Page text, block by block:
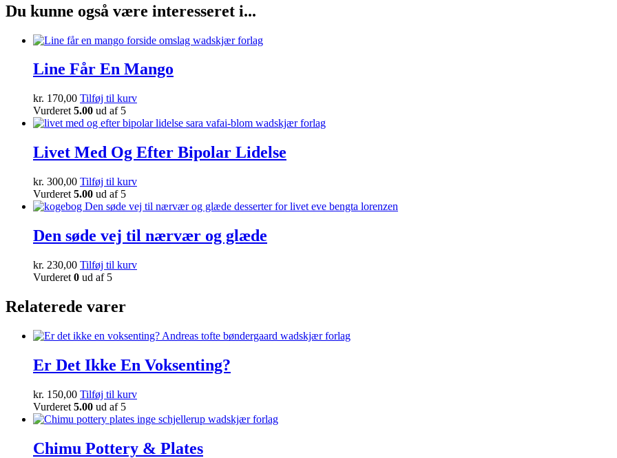
Du kunne også være interesseret i...
Line Får En Mango
kr. 170,00 Tilføj til kurv
Vurderet 5.00 ud af 5
Livet Med Og Efter Bipolar Lidelse
kr. 300,00 Tilføj til kurv
Vurderet 5.00 ud af 5
Den søde vej til nærvær og glæde
kr. 230,00 Tilføj til kurv
Vurderet 0 ud af 5
Relaterede varer
Er Det Ikke En Voksenting?
kr. 150,00 Tilføj til kurv
Vurderet 5.00 ud af 5
Chimu Pottery & Plates